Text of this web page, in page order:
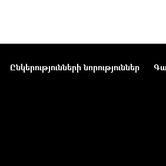
Ընկերությունների նորություններ